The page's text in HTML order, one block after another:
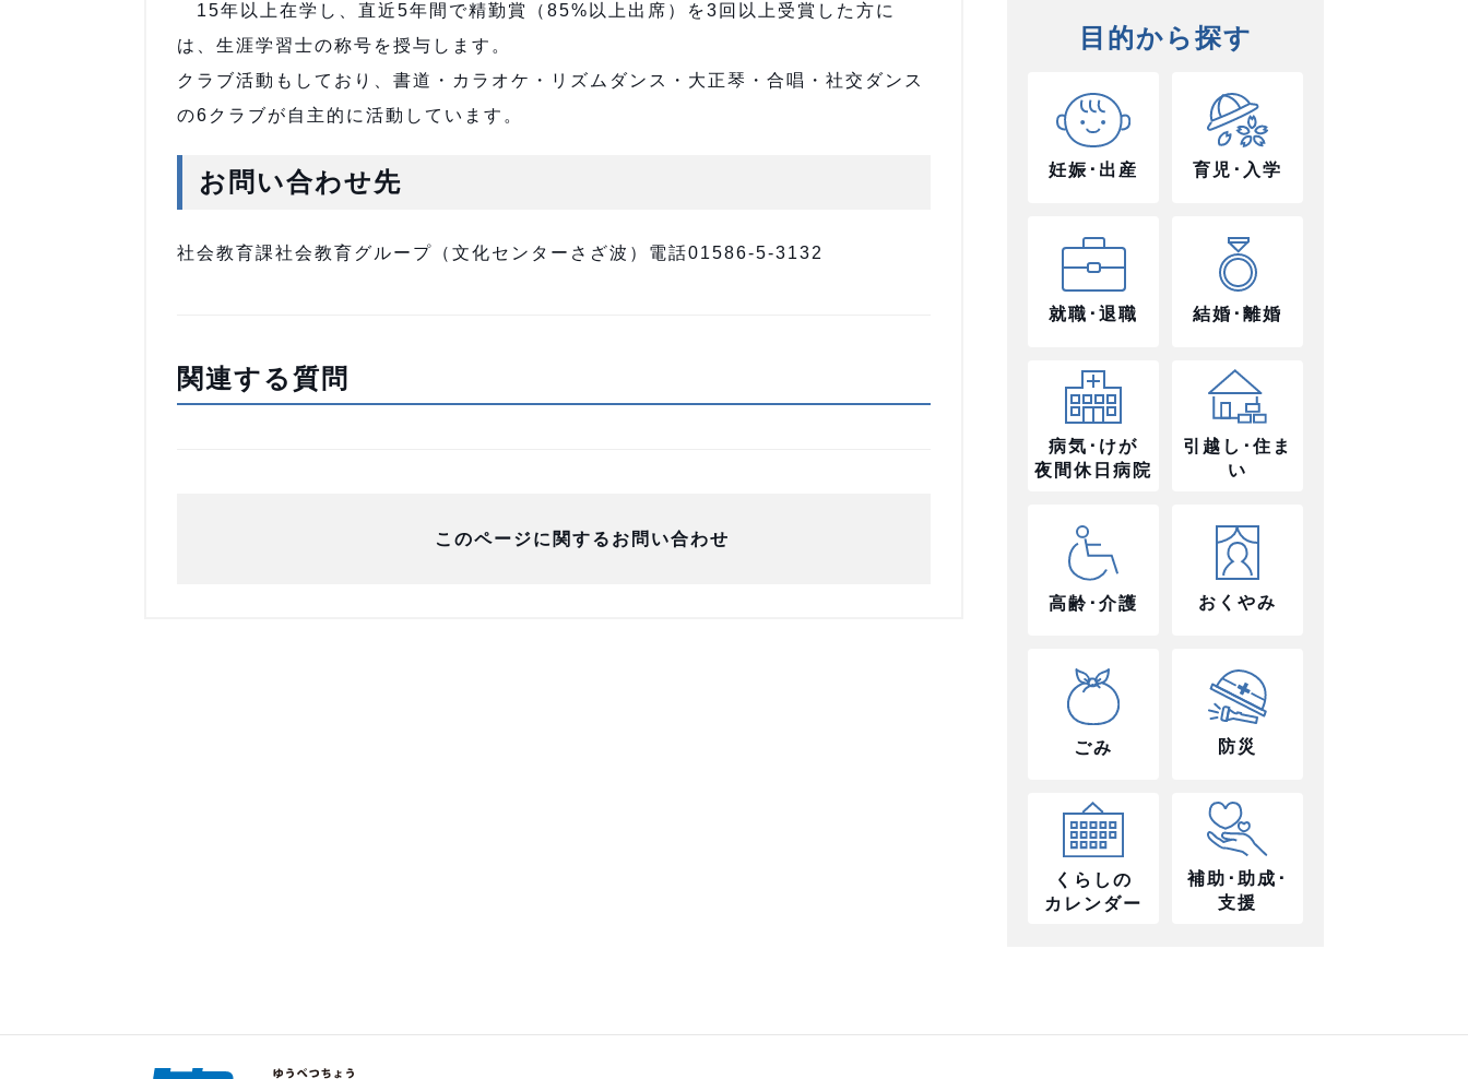
15年以上在学し、直近5年間で精勤賞（85%以上出席）を3回以上受賞した方に
は、生涯学習士の称号を授与します。
クラブ活動もしており、書道・カラオケ・リズムダンス・大正琴・合唱・社交ダンス
の6クラブが自主的に活動しています。
お問い合わせ先
社会教育課社会教育グループ（文化センターさざ波）電話01586-5-3132
関連する質問
このページに関するお問い合わせ
目的から探す
妊娠･出産 育児･入学
就職･退職 結婚･離婚
病気･けが
夜間休日病院
引越し･住ま
い
高齢･介護 おくやみ
ごみ 防災
くらしの
カレンダー
補助･助成･
支援